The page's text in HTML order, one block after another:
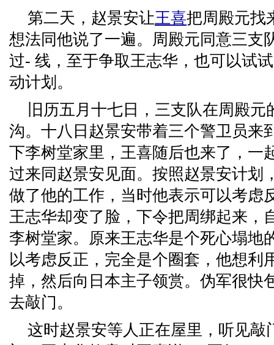
第二天，赵景安让王喜把周殿元找
想法同他说了一遍。周殿元同意三支
过- 线，至于争取王志华，也可以试
动计划。
旧历五月十七日，三支队在周殿
沟。十八日赵景安带着三个警卫员来
下李树堂家里，王喜随后也来了，一
过来同赵景安见面。按照赵景安计划
做了他的工作，当时他表示可以考虑
王志华却变了脸，下令把周绑起来，
李树堂家。原来王志华是个死心塌地
以考虑反正，完全是个圈套，他想利
掉，然后向日本主子领赏。伪军很快
去敲门。
这时赵景安等人正在屋里，听见敲